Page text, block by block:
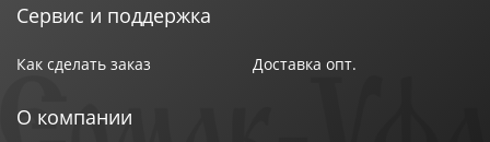
Сервис и поддержка
Как сделать заказ Доставка опт.
О компании